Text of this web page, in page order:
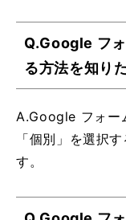
Q.Google フ
る方法を知り
A.Google フォー
「個別」を選択
す。